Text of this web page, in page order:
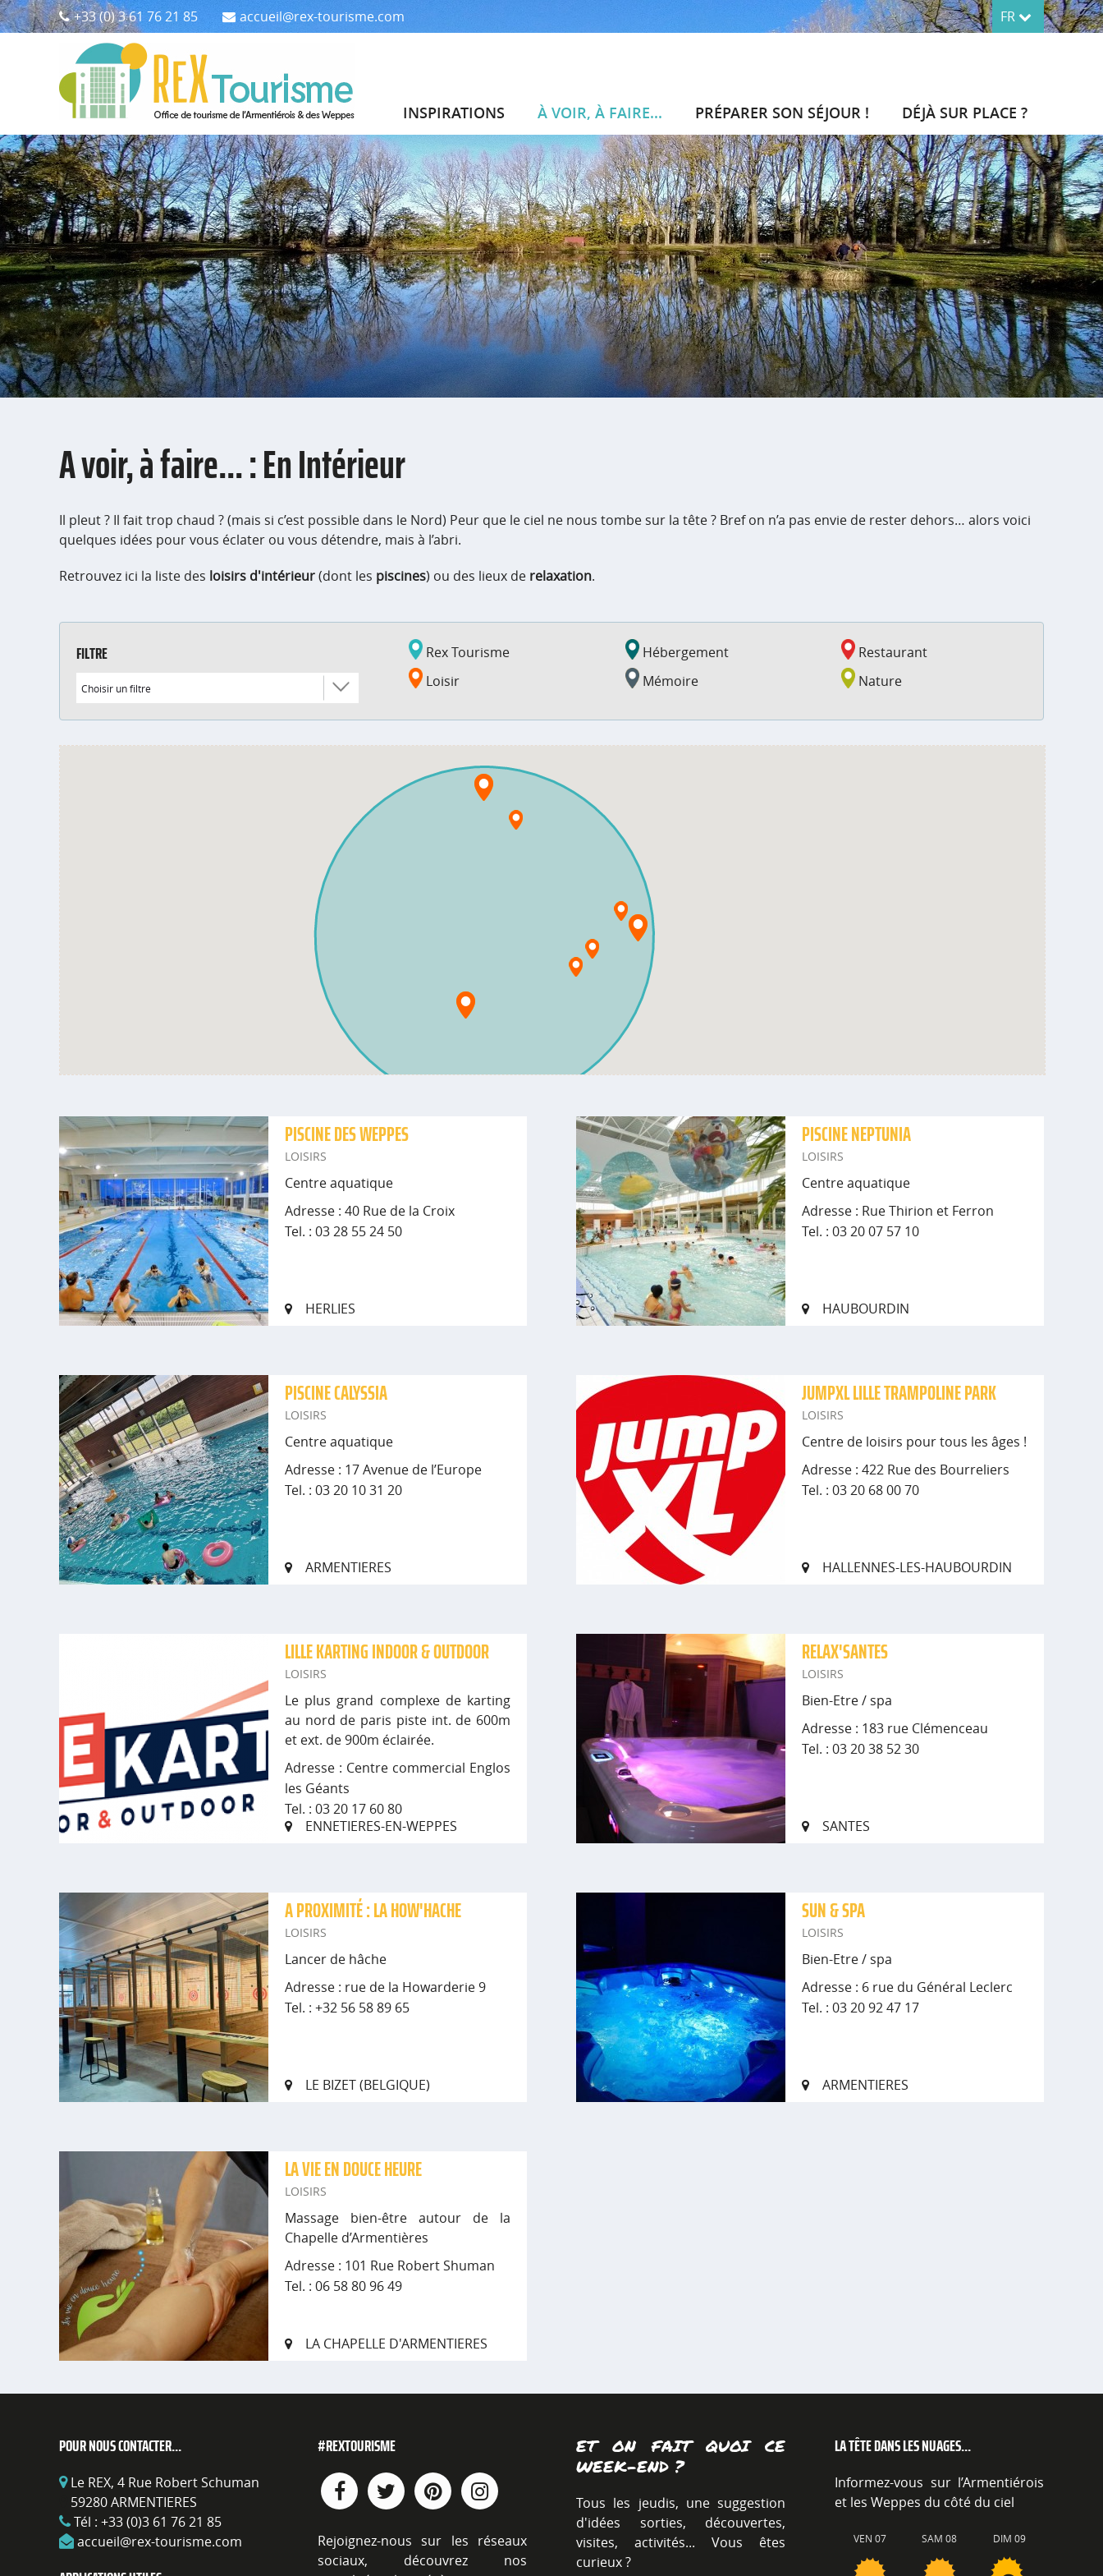
+33 (0) 3 61 76 21 85 accueil@rex-tourisme.com FR
INSPIRATIONS À VOIR, À FAIRE... PRÉPARER SON SÉJOUR ! DÉJÀ SUR PLACE ?
A voir, à faire... : En Intérieur
Il pleut ? Il fait trop chaud ? (mais si c’est possible dans le Nord) Peur que le ciel ne nous tombe sur la tête ? Bref on n’a pas envie de rester dehors… alors voici
quelques idées pour vous éclater ou vous détendre, mais à l’abri.
Retrouvez ici la liste des loisirs d'intérieur(dont les piscines) ou des lieux de relaxation.
FILTRE
Rex Tourisme
Loisir
Hébergement
Mémoire
Restaurant
Nature
PISCINE DES WEPPES
LOISIRS
Centre aquatique
Adresse : 40 Rue de la Croix
Tel. : 03 28 55 24 50
HERLIES
PISCINE NEPTUNIA
LOISIRS
Centre aquatique
Adresse : Rue Thirion et Ferron
Tel. : 03 20 07 57 10
HAUBOURDIN
PISCINE CALYSSIA
LOISIRS
Centre aquatique
Adresse : 17 Avenue de l’Europe
Tel. : 03 20 10 31 20
ARMENTIERES
JUMPXL LILLE TRAMPOLINE PARK
LOISIRS
Centre de loisirs pour tous les âges !
Adresse : 422 Rue des Bourreliers
Tel. : 03 20 68 00 70
HALLENNES-LES-HAUBOURDIN
LILLE KARTING INDOOR & OUTDOOR
LOISIRS
Le plus grand complexe de karting
au nord de paris piste int. de 600m
et ext. de 900m éclairée.
Adresse : Centre commercial Englos
les Géants
Tel. : 03 20 17 60 80
ENNETIERES-EN-WEPPES
RELAX'SANTES
LOISIRS
Bien-Etre / spa
Adresse : 183 rue Clémenceau
Tel. : 03 20 38 52 30
SANTES
A PROXIMITÉ : LA HOW'HACHE
LOISIRS
Lancer de hâche
Adresse : rue de la Howarderie 9
Tel. : +32 56 58 89 65
LE BIZET (BELGIQUE)
SUN & SPA
LOISIRS
Bien-Etre / spa
Adresse : 6 rue du Général Leclerc
Tel. : 03 20 92 47 17
ARMENTIERES
LA VIE EN DOUCE HEURE
LOISIRS
Massage bien-être autour de la
Chapelle d’Armentières
Adresse : 101 Rue Robert Shuman
Tel. : 06 58 80 96 49
LA CHAPELLE D'ARMENTIERES
POUR NOUS CONTACTER...
Le REX, 4 Rue Robert Schuman
59280 ARMENTIERES
Tél : +33 (0)3 61 76 21 85
accueil@rex-tourisme.com
#REXTOURISME
Rejoignez-nous sur les réseaux
sociaux, découvrez nos
ET ON FAIT QUOI CE
WEEK-END ?
Tous les jeudis, une suggestion
d'idées sorties, découvertes,
visites, activités... Vous êtes
curieux ?
LA TÊTE DANS LES NUAGES...
Informez-vous sur l’Armentiérois
et les Weppes du côté du ciel
VEN 07 SAM 08 DIM 09